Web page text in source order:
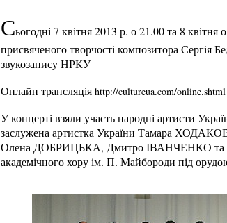
Сьогодні 7 квітня 2013 р. о 21.00 та 8
присвяченого творчості композитора Сергія
звукозапису НРКУ
Онлайн трансляція http://cultureua.com/online.shtml
У концерті взяли участь народні артисти
заслужена артистка України Тамара
Олена ДОБРИЦЬКА, Дмитро ІВАНЧЕНКО та
академічного хору ім. П. Майбороди під